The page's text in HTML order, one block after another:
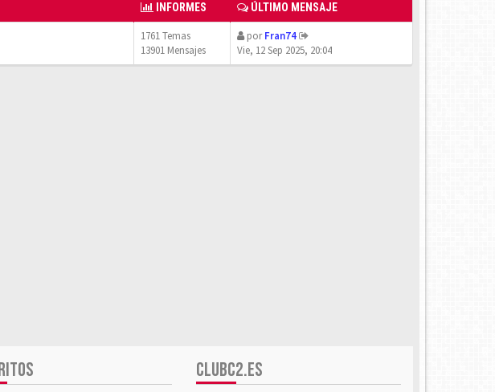
INFORMES ÚLTIMO MENSAJE
1761 Temas
13901 Mensajes
porFran74
Vie, 12 Sep 2025, 20:04
CLUBC2.ES